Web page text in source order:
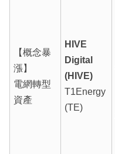
【概念暴
漲】
電網轉型
資產
HIVE
Digital
(HIVE)
T1Energy
(TE)